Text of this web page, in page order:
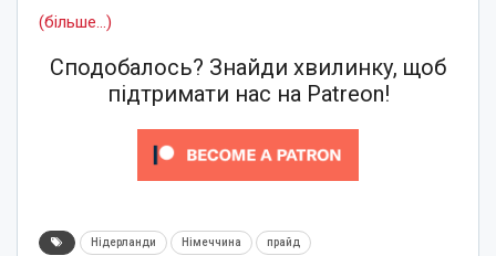
(більше…)
Сподобалось? Знайди хвилинку, щоб
підтримати нас на Patreon!
Нідерланди Німеччина прайд